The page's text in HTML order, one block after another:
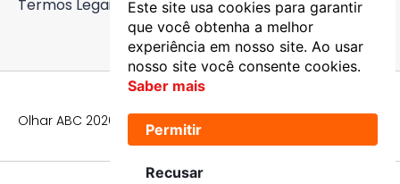
Termos Legais
Este site usa cookies para garantir
que você obtenha a melhor
experiência em nosso site. Ao usar
nosso site você consente cookies.
Saber mais
Permitir
Recusar
Olhar ABC 2026 © Todos os Direitos Reservados